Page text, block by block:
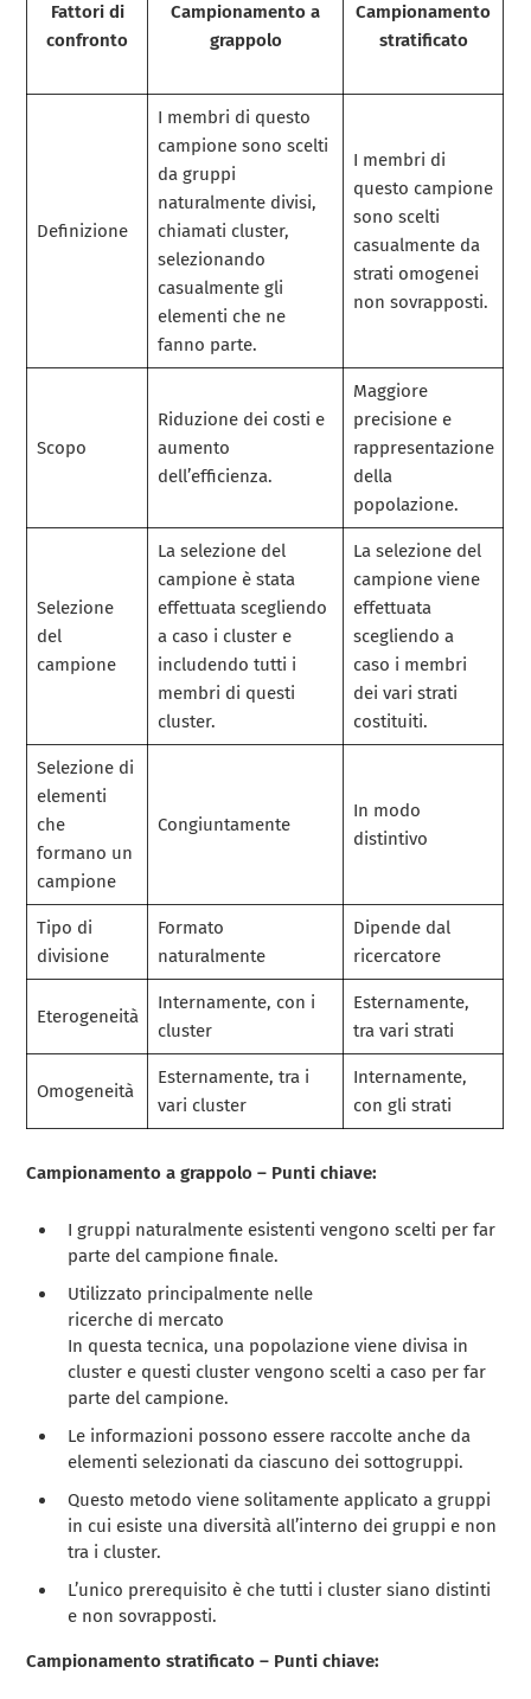
Fattori di
confronto
Campionamento a
grappolo
Campionamento
stratificato
Definizione
I membri di questo
campione sono scelti
da gruppi
naturalmente divisi,
chiamati cluster,
selezionando
casualmente gli
elementi che ne
fanno parte.
I membri di
questo campione
sono scelti
casualmente da
strati omogenei
non sovrapposti.
Scopo
Riduzione dei costi e
aumento
dell’efficienza.
Maggiore
precisione e
rappresentazione
della
popolazione.
Selezione
del
campione
La selezione del
campione è stata
effettuata scegliendo
a caso i cluster e
includendo tutti i
membri di questi
cluster.
La selezione del
campione viene
effettuata
scegliendo a
caso i membri
dei vari strati
costituiti.
Selezione di
elementi
che
formano un
campione
Congiuntamente
In modo
distintivo
Tipo di
divisione
Formato
naturalmente
Dipende dal
ricercatore
Eterogeneità
Internamente, con i
cluster
Esternamente,
tra vari strati
Omogeneità
Esternamente, tra i
vari cluster
Internamente,
con gli strati
Campionamento a grappolo – Punti chiave:
I gruppi naturalmente esistenti vengono scelti per far
parte del campione finale.
Utilizzato principalmente nelle
ricerche di mercato
In questa tecnica, una popolazione viene divisa in
cluster e questi cluster vengono scelti a caso per far
parte del campione.
Le informazioni possono essere raccolte anche da
elementi selezionati da ciascuno dei sottogruppi.
Questo metodo viene solitamente applicato a gruppi
in cui esiste una diversità all’interno dei gruppi e non
tra i cluster.
L’unico prerequisito è che tutti i cluster siano distinti
e non sovrapposti.
Campionamento stratificato – Punti chiave: